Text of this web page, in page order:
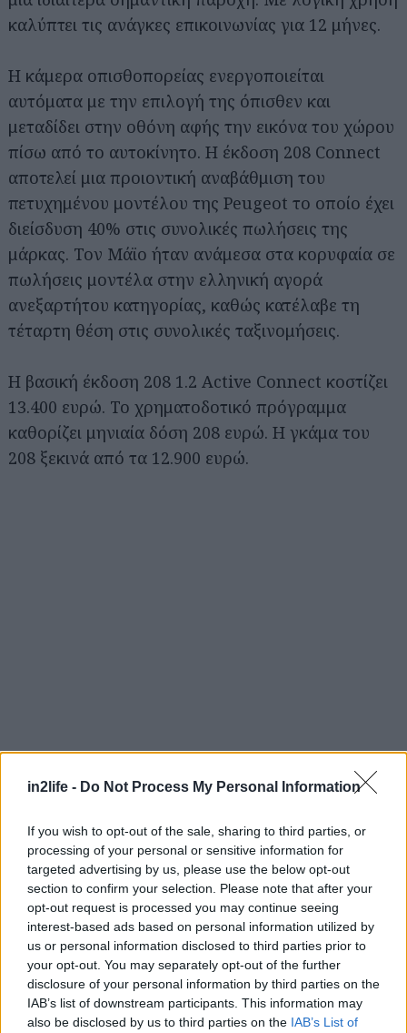
in2life - Do Not Process My Personal Information
If you wish to opt-out of the sale, sharing to third parties, or
processing of your personal or sensitive information for
targeted advertising by us, please use the below opt-out
section to confirm your selection. Please note that after your
opt-out request is processed you may continue seeing
interest-based ads based on personal information utilized by
us or personal information disclosed to third parties prior to
your opt-out. You may separately opt-out of the further
disclosure of your personal information by third parties on the
IAB’s list of downstream participants. This information may
also be disclosed by us to third parties on the IAB’s List of
καλύπτει τις ανάγκες επικοινωνίας για 12 μήνες.
Η κάμερα οπισθοπορείας ενεργοποιείται
αυτόματα με την επιλογή της όπισθεν και
μεταδίδει στην οθόνη αφής την εικόνα του χώρου
πίσω από το αυτοκίνητο. Η έκδοση 208 Connect
αποτελεί μια προιοντική αναβάθμιση του
πετυχημένου μοντέλου της Peugeot το οποίο έχει
διείσδυση 40% στις συνολικές πωλήσεις της
μάρκας. Τον Μάϊο ήταν ανάμεσα στα κορυφαία σε
πωλήσεις μοντέλα στην ελληνική αγορά
ανεξαρτήτου κατηγορίας, καθώς κατέλαβε τη
τέταρτη θέση στις συνολικές ταξινομήσεις.
Η βασική έκδοση 208 1.2 Active Connect κοστίζει
13.400 ευρώ. Το χρηματοδοτικό πρόγραμμα
καθορίζει μηνιαία δόση 208 ευρώ. Η γκάμα του
208 ξεκινά από τα 12.900 ευρώ.
Αναζήτηση